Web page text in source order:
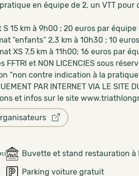
en équipe de 2, un VTT
15 km à 9h00 ; 20 euros par équipe
“enfants” 2,3 km à 10h30 ; 10
XS 7,5 km à 11h00; 16 euros par
FFTRI et NON LICENCIES sous
“non contre indication à la
PAR INTERNET VIA LE SITE
et infos sur le site
Buvette et stand restauration à
Parking voiture gratuit